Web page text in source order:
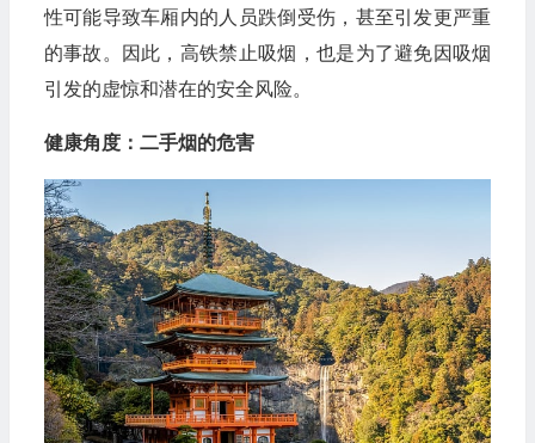
性可能导致车厢内的人员跌倒受伤，甚至引发更严重
的事故。因此，高铁禁止吸烟，也是为了避免因吸烟
引发的虚惊和潜在的安全风险。
健康角度：二手烟的危害